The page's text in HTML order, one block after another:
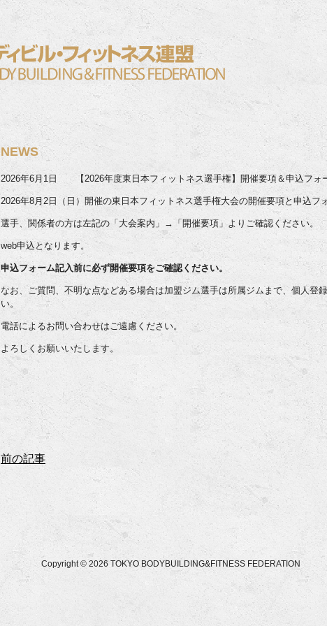
NEWS
2026年6月1日 【2026年度東日本フィットネス選手権】開催要項＆申込フォ
2026年8月2日（日）開催の東日本フィットネス選手権大会の開催要項と申込フ
選手、関係者の方は左記の「大会案内」→「開催要項」よりご確認ください。
web申込となります。
申込フォーム記入前に必ず開催要項をご確認ください。
なお、ご質問、不明な点などある場合は加盟ジム選手は所属ジムまで、個人登
い。
電話によるお問い合わせはご遠慮ください。
よろしくお願いいたします。
前の記事
Copyright © 2026 TOKYO BODYBUILDING&FITNESS FEDERATION